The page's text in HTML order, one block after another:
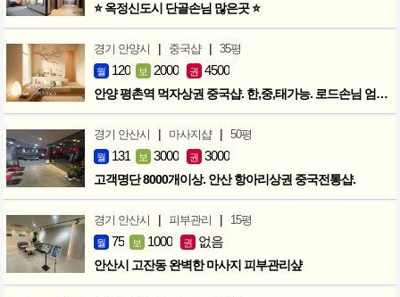
⭐ 옥정신도시 단골손님 많은곳 ⭐
경기 안양시 | 중국샵 | 35평
월 120 보 2000 권 4500
안양 평촌역 먹자상권 중국샵. 한,중,태가능. 로드손님 엄청많아요!
경기 안산시 | 마사지샵 | 50평
월 131 보 3000 권 3000
고객명단 8000개이상. 안산 항아리상권 중국전통샵.
경기 안산시 | 피부관리 | 15평
월 75 보 1000 권 없음
안산시 고잔동 완벽한 마사지 피부관리샾